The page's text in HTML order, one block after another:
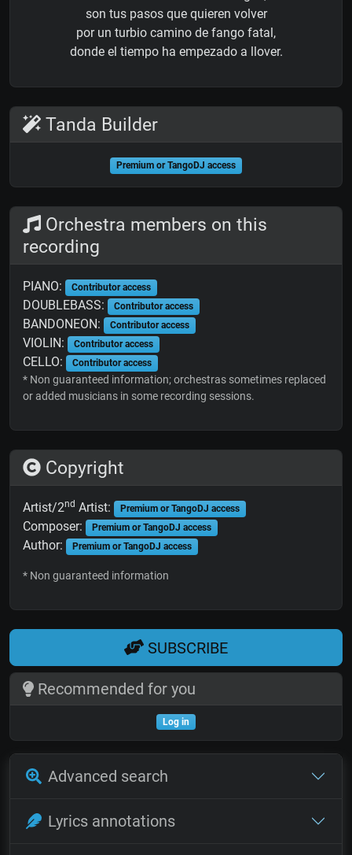
son tus pasos que quieren volver
por un turbio camino de fango fatal,
donde el tiempo ha empezado a llover.
Tanda Builder
Premium or TangoDJ access
Orchestra members on this
recording
PIANO: Contributor access
DOUBLEBASS: Contributor access
BANDONEON: Contributor access
VIOLIN: Contributor access
CELLO: Contributor access
* Non guaranteed information; orchestras sometimes replaced
or added musicians in some recording sessions.
Copyright
Artist/2nd Artist: Premium or TangoDJ access
Composer: Premium or TangoDJ access
Author: Premium or TangoDJ access
* Non guaranteed information
SUBSCRIBE
Recommended for you
Log in
Advanced search
Lyrics annotations